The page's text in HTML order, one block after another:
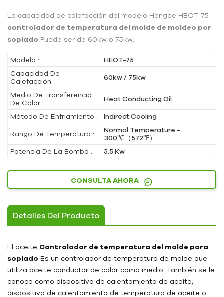
La capacidad de calefacción del modelo Hengde HEOT-75
controlador de temperatura del molde de moldeo por
soplado Puede ser de 60kw o 75kw.
Modelo :
HEOT-75
Capacidad De
Calefacción :
60kw / 75kw
Medio De Transferencia
De Calor :
Heat Conducting Oil
Método De Enfriamiento : Indirect Cooling
Rango De Temperatura :
Normal Temperature -
300℃（572℉）
Potencia De La Bomba :
5.5 Kw
CONSULTA AHORA
Detalles Del Producto
El aceite Controlador de temperatura del molde para
soplado Es un controlador de temperatura de molde que
utiliza aceite conductor de calor como medio. También se le
conoce como dispositivo de calentamiento de aceite,
dispositivo de calentamiento de temperatura de aceite o